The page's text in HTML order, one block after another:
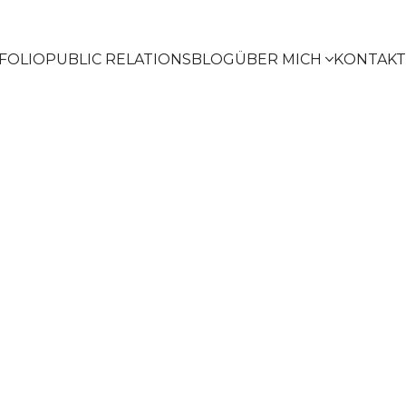
PUBLIC RELATIONSBLOGÜBER MICH KONTAKT